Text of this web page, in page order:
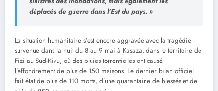
déplacés de guerre dans l’Est du pays. »
La situation humanitaire s’est encore aggravée avec la tragédie
survenue dans la nuit du 8 au 9 mai à Kasaza, dans le territoire de
Fizi au Sud-Kivu, où des pluies torrentielles ont causé
l’effondrement de plus de 150 maisons. Le dernier bilan officiel
fait état de plus de 110 morts, d’une quarantaine de blessés et de